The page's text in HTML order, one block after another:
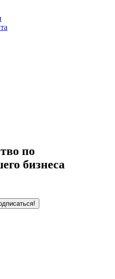
по
бизнеса